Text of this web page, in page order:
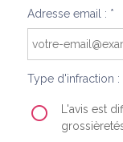
Adresse email : *
Type d'infraction :
L'avis est